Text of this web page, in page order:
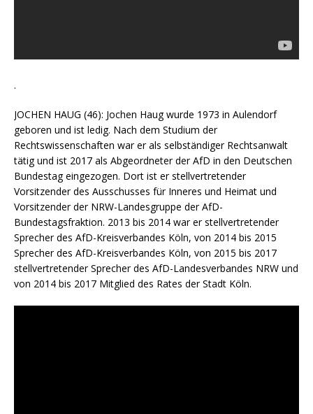
.
JOCHEN HAUG (46): Jochen Haug wurde 1973 in Aulendorf
geboren und ist ledig. Nach dem Studium der
Rechtswissenschaften war er als selbständiger Rechtsanwalt
tätig und ist 2017 als Abgeordneter der AfD in den Deutschen
Bundestag eingezogen. Dort ist er stellvertretender
Vorsitzender des Ausschusses für Inneres und Heimat und
Vorsitzender der NRW-Landesgruppe der AfD-
Bundestagsfraktion. 2013 bis 2014 war er stellvertretender
Sprecher des AfD-Kreisverbandes Köln, von 2014 bis 2015
Sprecher des AfD-Kreisverbandes Köln, von 2015 bis 2017
stellvertretender Sprecher des AfD-Landesverbandes NRW und
von 2014 bis 2017 Mitglied des Rates der Stadt Köln.